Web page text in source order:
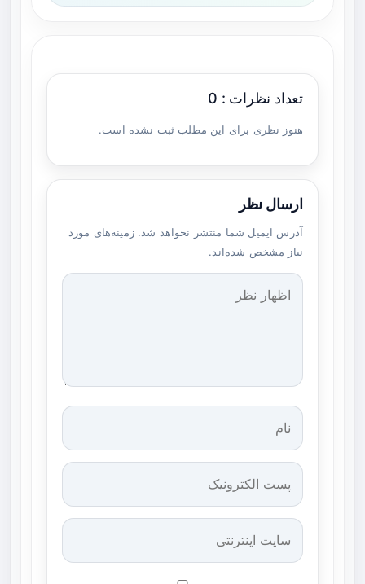
تعداد نظرات : 0
هنوز نظری برای این مطلب ثبت نشده است.
ارسال نظر
آدرس ایمیل شما منتشر نخواهد شد. زمینه‌های مورد
نیاز مشخص شده‌اند.